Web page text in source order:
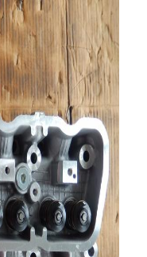
المنزل
المنتجات
فيديوهات
حولنا
جولة في المصنع
مراقبة الجودة